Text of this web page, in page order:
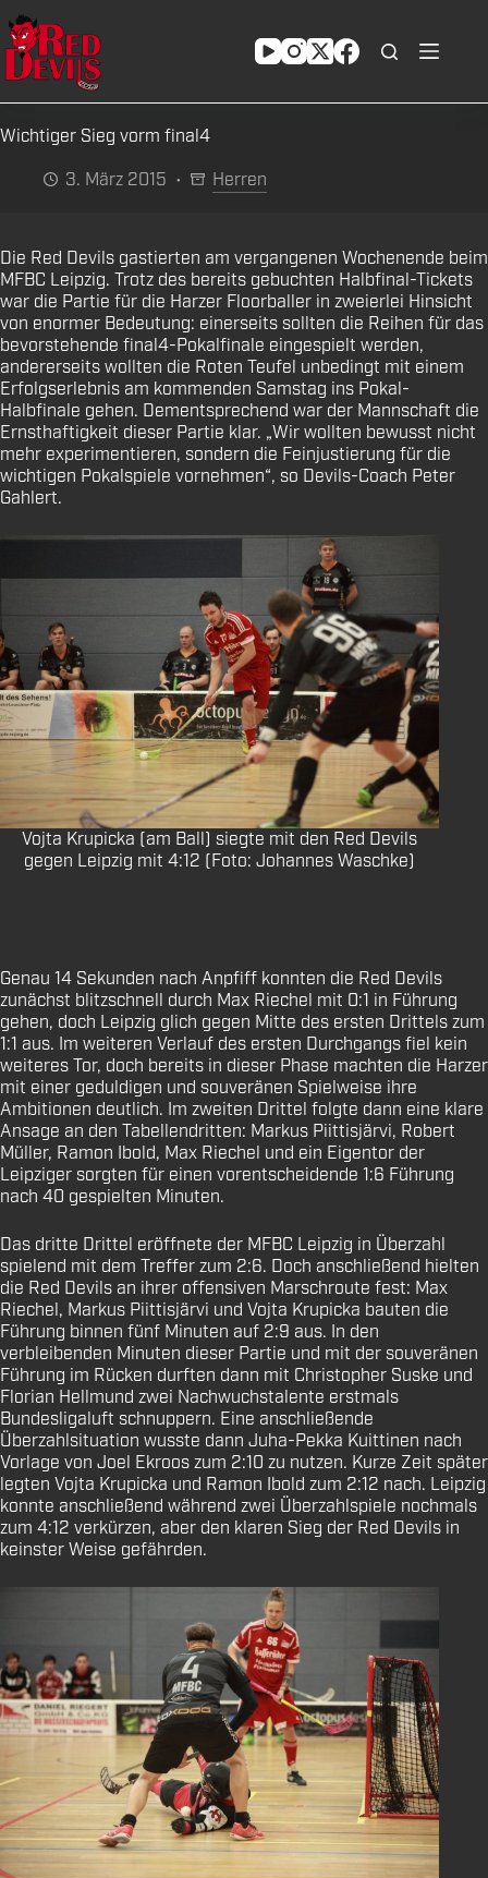
Zum
Inhalt
springen
Wichtiger Sieg vorm final4
3. März 2015
Herren
Die Red Devils gastierten am vergangenen Wochenende beim
MFBC Leipzig. Trotz des bereits gebuchten Halbfinal-Tickets
war die Partie für die Harzer Floorballer in zweierlei Hinsicht
von enormer Bedeutung: einerseits sollten die Reihen für das
bevorstehende final4-Pokalfinale eingespielt werden,
andererseits wollten die Roten Teufel unbedingt mit einem
Erfolgserlebnis am kommenden Samstag ins Pokal-
Halbfinale gehen. Dementsprechend war der Mannschaft die
Ernsthaftigkeit dieser Partie klar. „Wir wollten bewusst nicht
mehr experimentieren, sondern die Feinjustierung für die
wichtigen Pokalspiele vornehmen“, so Devils-Coach Peter
Gahlert.
Vojta Krupicka (am Ball) siegte mit den Red Devils
gegen Leipzig mit 4:12 (Foto: Johannes Waschke)
Genau 14 Sekunden nach Anpfiff konnten die Red Devils
zunächst blitzschnell durch Max Riechel mit 0:1 in Führung
gehen, doch Leipzig glich gegen Mitte des ersten Drittels zum
1:1 aus. Im weiteren Verlauf des ersten Durchgangs fiel kein
weiteres Tor, doch bereits in dieser Phase machten die Harzer
mit einer geduldigen und souveränen Spielweise ihre
Ambitionen deutlich. Im zweiten Drittel folgte dann eine klare
Ansage an den Tabellendritten: Markus Piittisjärvi, Robert
Müller, Ramon Ibold, Max Riechel und ein Eigentor der
Leipziger sorgten für einen vorentscheidende 1:6 Führung
nach 40 gespielten Minuten.
Das dritte Drittel eröffnete der MFBC Leipzig in Überzahl
spielend mit dem Treffer zum 2:6. Doch anschließend hielten
die Red Devils an ihrer offensiven Marschroute fest: Max
Riechel, Markus Piittisjärvi und Vojta Krupicka bauten die
Führung binnen fünf Minuten auf 2:9 aus. In den
verbleibenden Minuten dieser Partie und mit der souveränen
Führung im Rücken durften dann mit Christopher Suske und
Florian Hellmund zwei Nachwuchstalente erstmals
Bundesligaluft schnuppern. Eine anschließende
Überzahlsituation wusste dann Juha-Pekka Kuittinen nach
Vorlage von Joel Ekroos zum 2:10 zu nutzen. Kurze Zeit später
legten Vojta Krupicka und Ramon Ibold zum 2:12 nach. Leipzig
konnte anschließend während zwei Überzahlspiele nochmals
zum 4:12 verkürzen, aber den klaren Sieg der Red Devils in
keinster Weise gefährden.